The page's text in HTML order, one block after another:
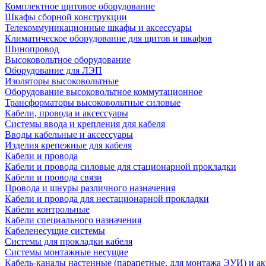
Комплектное щитовое оборудование
Шкафы сборной конструкции
Телекоммуникационные шкафы и аксессуары
Климатическое оборудование для щитов и шкафов
Шинопровод
Высоковольтное оборудование
Оборудование для ЛЭП
Изоляторы высоковольтные
Оборудование высоковольтное коммутационное
Трансформаторы высоковольтные силовые
Кабели, провода и аксессуары
Системы ввода и крепления для кабеля
Вводы кабельные и аксессуары
Изделия крепежные для кабеля
Кабели и провода
Кабели и провода силовые для стационарной прокладки
Кабели и провода связи
Провода и шнуры различного назначения
Кабели и провода для нестационарной прокладки
Кабели контрольные
Кабели специального назначения
Кабеленесущие системы
Системы для прокладки кабеля
Системы монтажные несущие
Кабель-каналы настенные (парапетные, для монтажа ЭУИ) и